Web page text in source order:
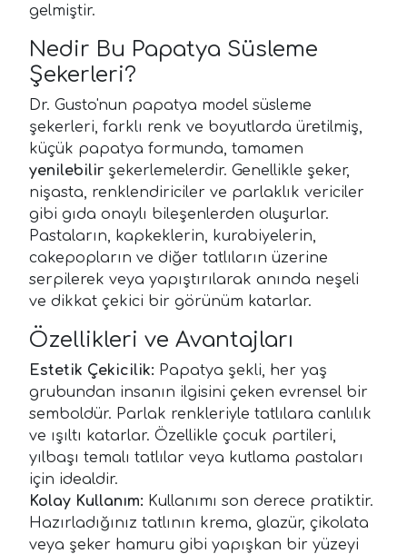
gelmiştir.
Nedir Bu Papatya Süsleme
Şekerleri?
Dr. Gusto'nun papatya model süsleme
şekerleri, farklı renk ve boyutlarda üretilmiş,
küçük papatya formunda, tamamen
yenilebilir şekerlemelerdir. Genellikle şeker,
nişasta, renklendiriciler ve parlaklık vericiler
gibi gıda onaylı bileşenlerden oluşurlar.
Pastaların, kapkeklerin, kurabiyelerin,
cakepopların ve diğer tatlıların üzerine
serpilerek veya yapıştırılarak anında neşeli
ve dikkat çekici bir görünüm katarlar.
Özellikleri ve Avantajları
Estetik Çekicilik: Papatya şekli, her yaş
grubundan insanın ilgisini çeken evrensel bir
semboldür. Parlak renkleriyle tatlılara canlılık
ve ışıltı katarlar. Özellikle çocuk partileri,
yılbaşı temalı tatlılar veya kutlama pastaları
için idealdir.
Kolay Kullanım: Kullanımı son derece pratiktir.
Hazırladığınız tatlının krema, glazür, çikolata
veya şeker hamuru gibi yapışkan bir yüzeyi